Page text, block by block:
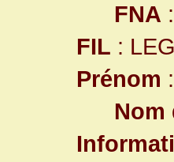
FNA
FIL :
Prénom
Nom